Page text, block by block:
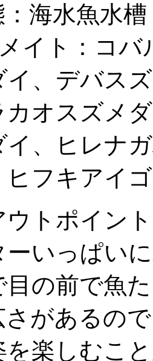
海水魚水槽
イト：コ
イ、デバス
カオスズメ
イ、ヒレナ
ヒフキアイ
ウトポイン
ーいっぱい
目の前で魚
があるの
を楽しむこ